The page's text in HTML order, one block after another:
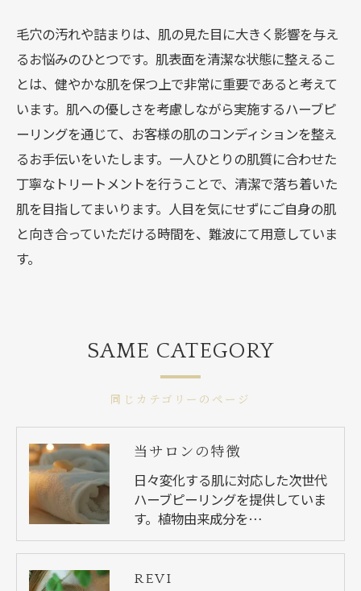
毛穴の汚れや詰まりは、肌の見た目に大きく影響を与え
るお悩みのひとつです。肌表面を清潔な状態に整えるこ
とは、健やかな肌を保つ上で非常に重要であると考えて
います。肌への優しさを考慮しながら実施するハーブピ
ーリングを通じて、お客様の肌のコンディションを整え
るお手伝いをいたします。一人ひとりの肌質に合わせた
丁寧なトリートメントを行うことで、清潔で落ち着いた
肌を目指してまいります。人目を気にせずにご自身の肌
と向き合っていただける時間を、難波にて用意していま
す。
同じカテゴリーのページ
SAME CATEGORY
当サロンの特徴
日々変化する肌に対応した次世代
ハーブピーリングを提供していま
す。植物由来成分を…
REVI